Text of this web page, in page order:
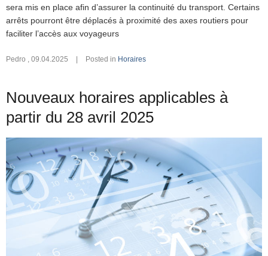
sera mis en place afin d’assurer la continuité du transport. Certains
arrêts pourront être déplacés à proximité des axes routiers pour
faciliter l’accès aux voyageurs
Pedro , 09.04.2025 Posted in Horaires
Nouveaux horaires applicables à
partir du 28 avril 2025